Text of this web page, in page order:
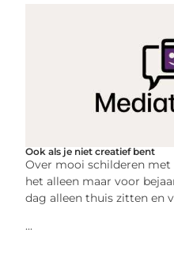
Ook als je niet creatief bent
Over mooi schilderen
het alleen maar voor
dag alleen thuis zitten en
...